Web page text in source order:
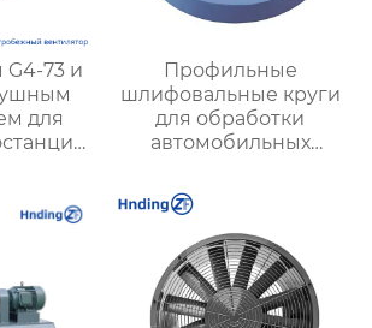
G4-73 и
для
и
шума
Профильные
шлифовальные круги
для обработки
автомобильных
эффективность